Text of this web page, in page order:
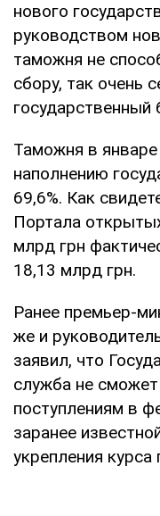
нового
руководством
таможня не
сбору, так очень
Таможня в
наполнению
69,6%. Как
Портала
млрд грн
18,13 млрд грн.
Ранее премьер-
же и
заявил, что
служба не
поступлениям в
заранее
укрепления курса